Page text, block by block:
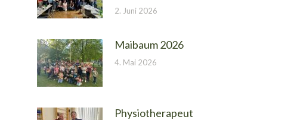
2. Juni 2026
Maibaum 2026
4. Mai 2026
Physiotherapeut